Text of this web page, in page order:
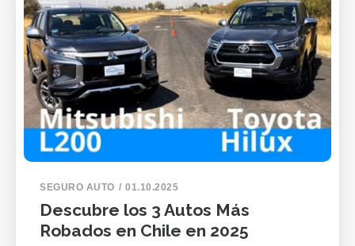
SEGURO AUTO 01.10.2025
Descubre los 3 Autos Más
Robados en Chile en 2025